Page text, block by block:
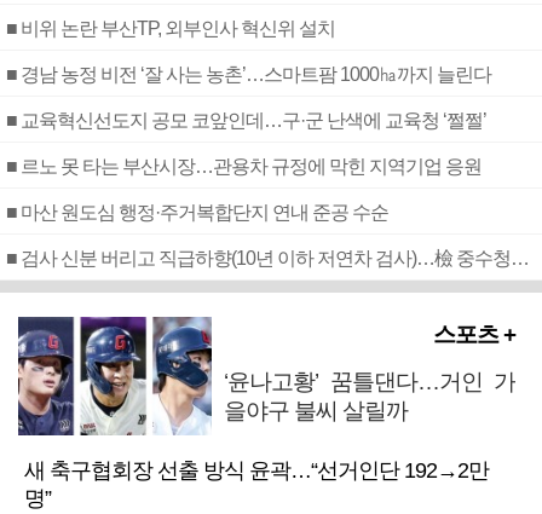
■ 비위 논란 부산TP, 외부인사 혁신위 설치
■ 경남 농정 비전 ‘잘 사는 농촌’…스마트팜 1000㏊까지 늘린다
■ 교육혁신선도지 공모 코앞인데…구·군 난색에 교육청 ‘쩔쩔’
■ 르노 못 타는 부산시장…관용차 규정에 막힌 지역기업 응원
■ 마산 원도심 행정·주거복합단지 연내 준공 수순
■ 검사 신분 버리고 직급하향(10년 이하 저연차 검사)…檢 중수청행 기피
스포츠 +
‘윤나고황’ 꿈틀댄다…거인 가
을야구 불씨 살릴까
새 축구협회장 선출 방식 윤곽…“선거인단 192→2만
명”